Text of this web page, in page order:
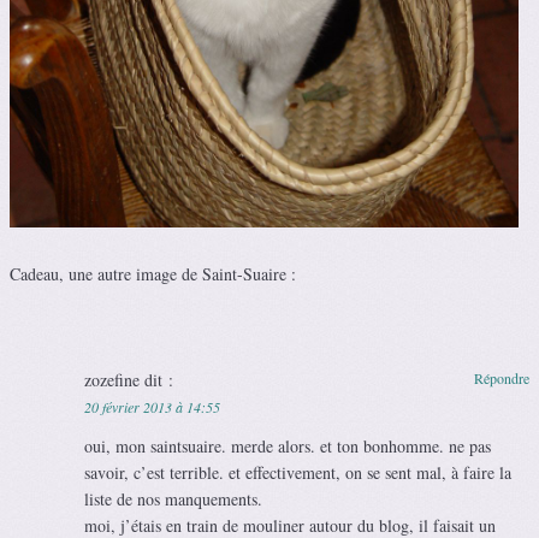
Cadeau, une autre image de Saint-Suaire :
zozefine dit :
20 février 2013 à 14:55
oui, mon saintsuaire. merde alors. et ton bonhomme. ne pas
savoir, c’est terrible. et effectivement, on se sent mal, à faire la
liste de nos manquements.
moi, j’étais en train de mouliner autour du blog, il faisait un
Répondre